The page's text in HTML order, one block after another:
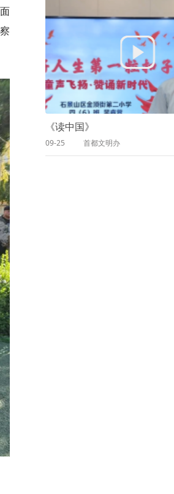
《读中国》
09-25 首都文明办